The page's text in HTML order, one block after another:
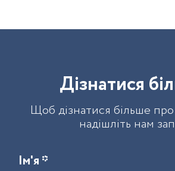
Дізнатися біл
Щоб дізнатися більше
надішліть нам
Ім'я *